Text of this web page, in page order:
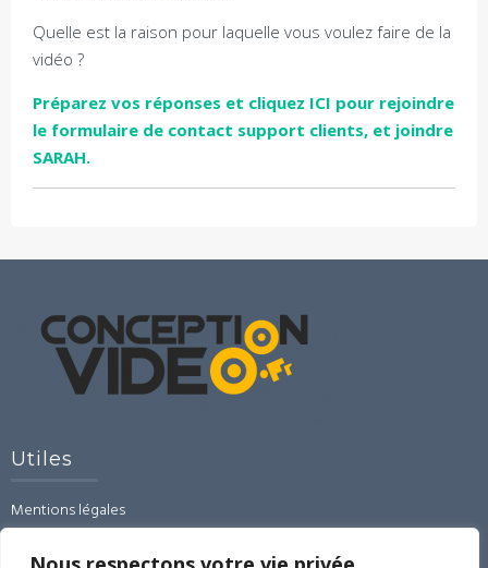
Quelle est la raison pour laquelle vous voulez faire de la
vidéo ?
Préparez vos réponses et cliquez ICI pour rejoindre
le formulaire de contact support clients, et joindre
SARAH.
Utiles
Mentions légales
CGU-CGV-RGPD
Contact